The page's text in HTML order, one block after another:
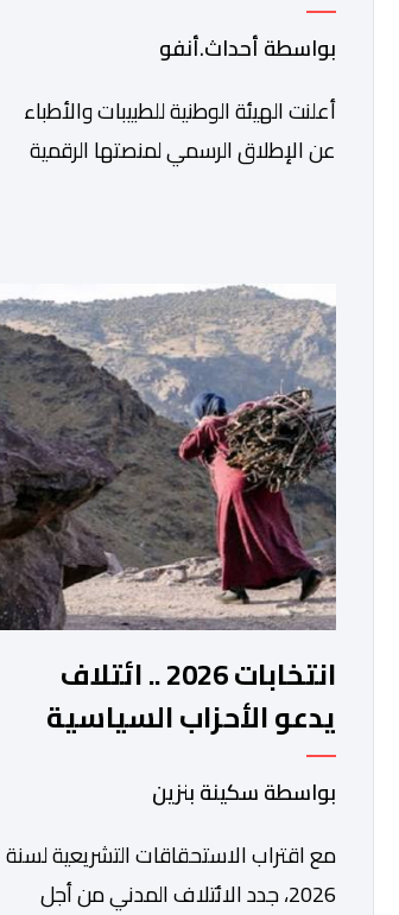
الوطنية للطبيبات والأطباء
بواسطة أحداث.أنفو
أعلنت الهيئة الوطنية للطبيبات والأطباء
عن الإطلاق الرسمي لمنصتها الرقمية
بين الأطباء والمجالس الجهوية للهيئة إلى
جانب الهيئة الوطنية. وذكر بلاغ للهيئة أن
هذه المنصة، التي تم إطلاقها في إطار
استراتيجيتها الرامية إلى التحديث والتحول
الرقمي، تشكل خطوة مهمة في […]
انتخابات 2026 .. ائتلاف
يدعو الأحزاب السياسية
لتبني التزامات واضحة تجاه
المناطق الجبلية
بواسطة سكينة بنزين
مع اقتراب الاستحقاقات التشريعية لسنة
2026، جدد الائتلاف المدني من أجل